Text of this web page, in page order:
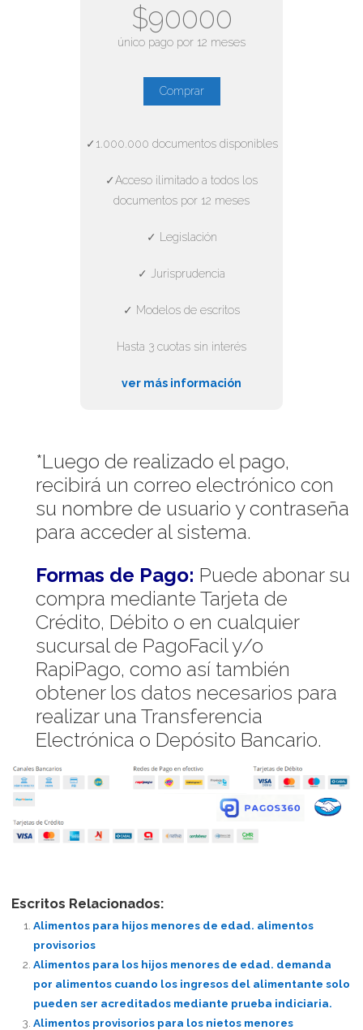
$90000
único pago por 12 meses
Comprar
✓1.000.000 documentos disponibles
✓Acceso ilimitado a todos los
documentos por 12 meses
✓ Legislación
✓ Jurisprudencia
✓ Modelos de escritos
Hasta 3 cuotas sin interés
ver más información
*Luego de realizado el pago,
recibirá un correo electrónico con
su nombre de usuario y contraseña
para acceder al sistema.
Formas de Pago: Puede abonar su
compra mediante Tarjeta de
Crédito, Débito o en cualquier
sucursal de PagoFacil y/o
RapiPago, como así también
obtener los datos necesarios para
realizar una Transferencia
Electrónica o Depósito Bancario.
Escritos Relacionados:
Alimentos para hijos menores de edad. alimentos
provisorios
Alimentos para los hijos menores de edad. demanda
por alimentos cuando los ingresos del alimentante solo
pueden ser acreditados mediante prueba indiciaria.
Alimentos provisorios para los nietos menores